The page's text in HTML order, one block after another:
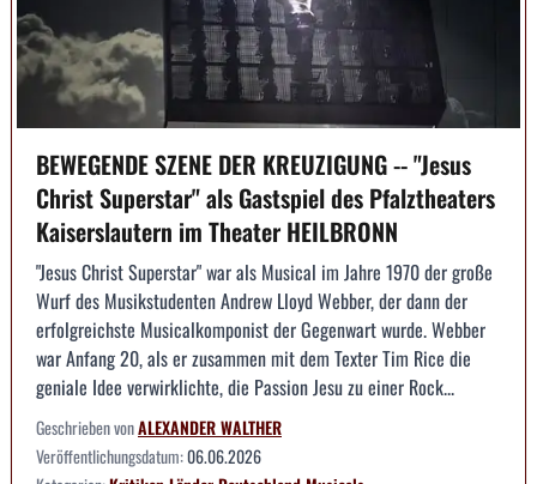
BEWEGENDE SZENE DER KREUZIGUNG -- "Jesus
Christ Superstar" als Gastspiel des Pfalztheaters
Kaiserslautern im Theater HEILBRONN
"Jesus Christ Superstar" war als Musical im Jahre 1970 der große
Wurf des Musikstudenten Andrew Lloyd Webber, der dann der
erfolgreichste Musicalkomponist der Gegenwart wurde. Webber
war Anfang 20, als er zusammen mit dem Texter Tim Rice die
geniale Idee verwirklichte, die Passion Jesu zu einer Rock...
Geschrieben vonALEXANDER WALTHER
Veröffentlichungsdatum:06.06.2026